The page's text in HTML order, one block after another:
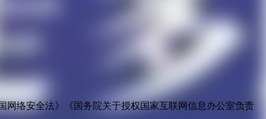
络安全法》《国务院关于授权国家互联网信息办公室负责